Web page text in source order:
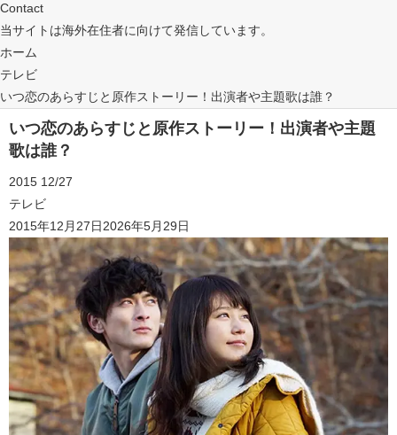
Home
ライフスタイル
AboutUs
Sitemap
Contact
Contact
当サイトは海外在住者に向けて発信しています。
ホーム
テレビ
いつ恋のあらすじと原作ストーリー！出演者や主題歌は誰？
いつ恋のあらすじと原作ストーリー！出演者や主題
歌は誰？
2015 12/27
テレビ
2015年12月27日2026年5月29日